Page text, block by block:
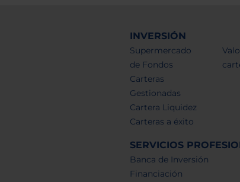
INVERSIÓN
Supermercado
de Fondos
Carteras
Gestionadas
Cartera Liquidez
Carteras a éxito
SERVICIOS
Banca de Inversión
Financiación